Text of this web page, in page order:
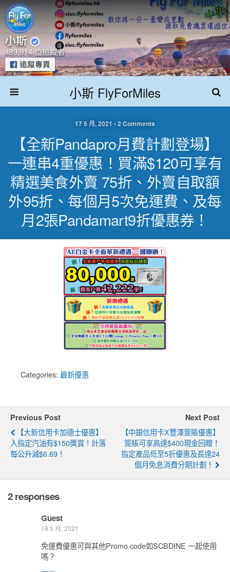
小斯 FlyForMiles
17 5 月, 2021 • 2 Comments
【全新pandapro月費計劃登場】
一連串4重優惠！買滿$120可享有
精選美食外賣 75折、外賣自取額
外95折、每個月5次免運費、及每
月2張pandamart9折優惠券！
Categories: 最新優惠
Previous Post
【大新信用卡加德士優惠】
入指定汽油有$150獎賞！計落
每公升減$6.69！
Next Post
【中銀信用卡x豐澤簽賬優惠】
簽賬可享高達$400現金回贈！
指定產品低至5折優惠及長達24
個月免息消費分期計劃！
2 responses
Guest
18 5 月, 2021
免運費優惠可與其他Promo code如SCBDINE 一起使用
嗎？